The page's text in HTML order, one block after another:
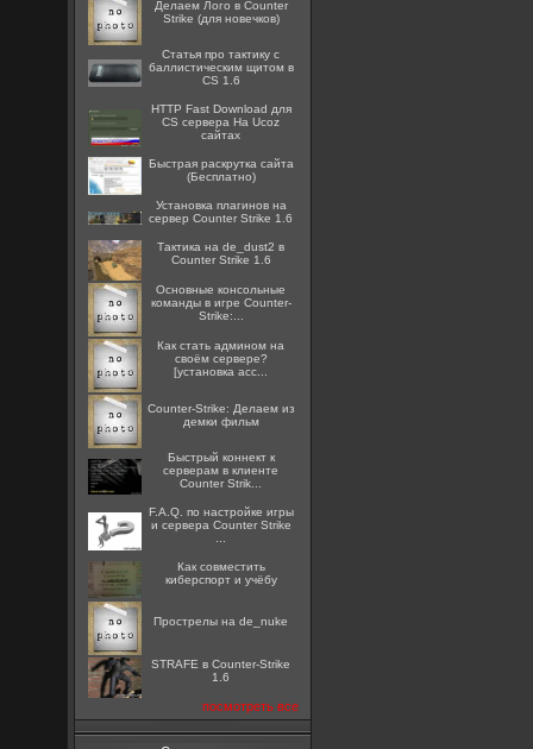
Делаем Лого в Counter
Strike (для новечков)
Статья про тактику с
баллистическим щитом в
CS 1.6
HTTP Fast Download для
CS сервера На Ucoz
сайтах
Быстрая раскрутка сайта
(Бесплатно)
Установка плагинов на
сервер Counter Strike 1.6
Тактика на de_dust2 в
Counter Strike 1.6
Основные консольные
команды в игре Counter-
Strike:...
Как стать админом на
своём сервере?
[установка acc...
Counter-Strike: Делаем из
демки фильм
Быстрый коннект к
серверам в клиенте
Counter Strik...
F.A.Q. по настройке игры
и сервера Counter Strike
Как совместить
киберспорт и учёбу
Прострелы на de_nuke
STRAFE в Counter-Strike
1.6
посмотреть все